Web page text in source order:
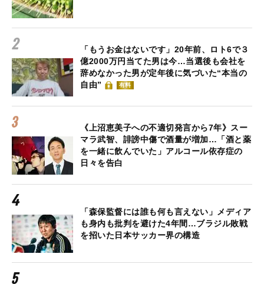
「もうお金はないです」20年前、ロト6で３
億2000万円当てた男は今…当選後も会社を
辞めなかった男が定年後に気づいた“本当の
自由”
有料
《上沼恵美子への不適切発言から7年》スー
マラ武智、誹謗中傷で酒量が増加…「酒と薬
を一緒に飲んでいた」アルコール依存症の
日々を告白
「森保監督には誰も何も言えない」メディア
も身内も批判を避けた4年間…ブラジル敗戦
を招いた日本サッカー界の構造